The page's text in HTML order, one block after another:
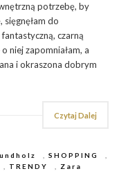
potrzebę, by
do
czarną
niej zapomniałam, a
i okraszona dobrym
Czytaj Dalej
, SHOPPING
,
, TRENDY , Zara